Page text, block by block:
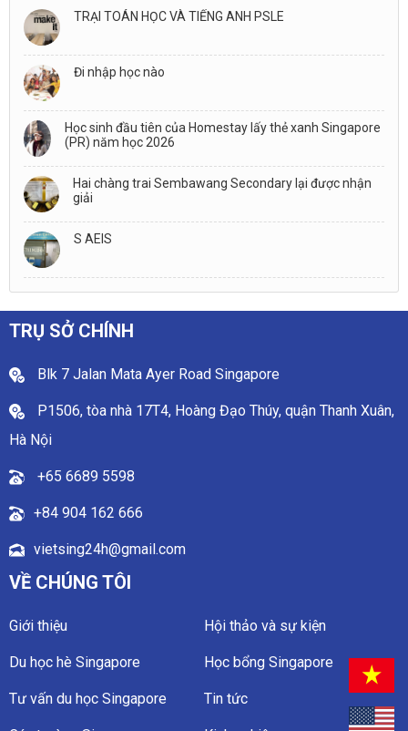
TRẠI TOÁN HỌC VÀ TIẾNG ANH PSLE
Đi nhập học nào
Học sinh đầu tiên của Homestay lấy thẻ xanh Singapore
(PR) năm học 2026
Hai chàng trai Sembawang Secondary lại được nhận
giải
S AEIS
TRỤ SỞ CHÍNH
Blk 7 Jalan Mata Ayer Road Singapore
P1506, tòa nhà 17T4, Hoàng Đạo Thúy, quận Thanh Xuân,
Hà Nội
+65 6689 5598
+84 904 162 666
vietsing24h@gmail.com
VỀ CHÚNG TÔI
Giới thiệu Hội thảo và sự kiện
Du học hè Singapore Học bổng Singapore
Tư vấn du học Singapore Tin tức